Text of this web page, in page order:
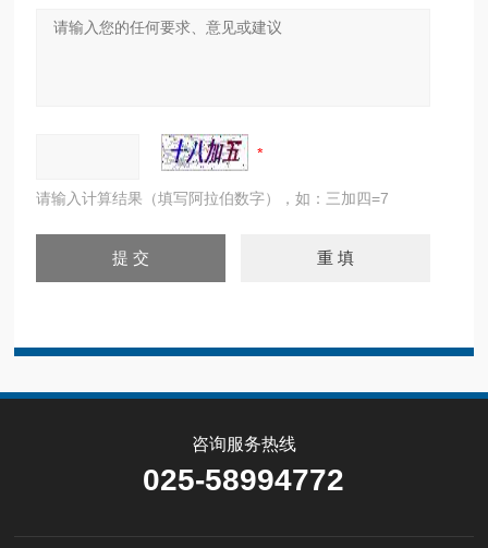
请输入计算结果（填写阿拉伯数字），如：三加四=7
咨询服务热线
025-58994772